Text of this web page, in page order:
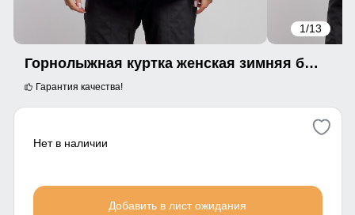
1/13
Горнолыжная куртка женская зимняя большого размера голубого цвета 3382Gl
Гарантия качества!
Нет в наличии
Добавить в лист ожидания